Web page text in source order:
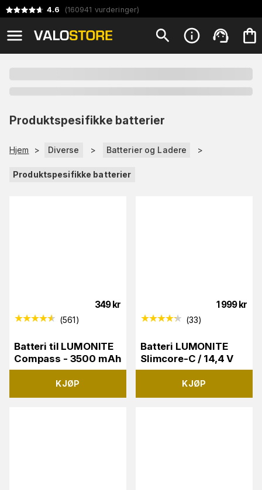
4.6 (160941 vurderinger)
Produktspesifikke batterier
Hjem > Diverse > Batterier og Ladere >
Produktspesifikke batterier
349 kr
(561)
Batteri til LUMONITE
Compass - 3500 mAh
KJØP
1 999 kr
(33)
Batteri LUMONITE
Slimcore-C / 14,4 V
KJØP